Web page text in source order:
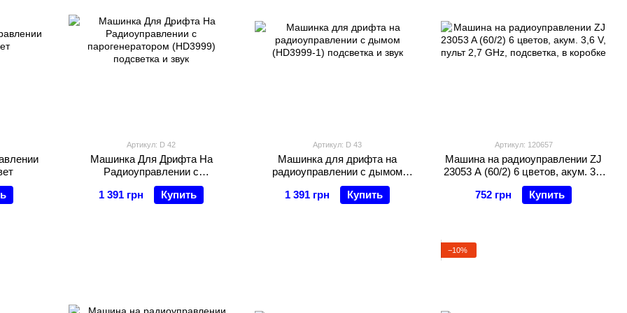
Артикул: D 42
Машинка Для Дрифта На
Радиоуправлении с
парогенератором (HD3999)
подсветка и звук
1 391 грн Купить
Артикул: D 43
Машинка для дрифта на
радиоуправлении с дымом
(HD3999-1) подсветка и звук
1 391 грн
Купить
Артикул: 120657
Машина на радиоуправлении ZJ
23053 A (60/2) 6 цветов, акум. 3,6
V, пульт 2,7 GHz, подсветка, в
коробке
752 грн Купить
−10%